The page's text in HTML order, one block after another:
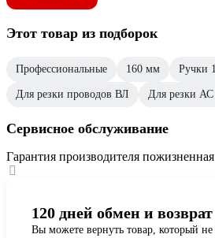
Этот товар из подборок
Профессиональные 160 мм Ручки
Для резки проводов ВЛ Для резки АС
Сервисное обслуживание
Гарантия производителя пожизненная
120 дней обмен и возврат
Вы можете вернуть товар, который